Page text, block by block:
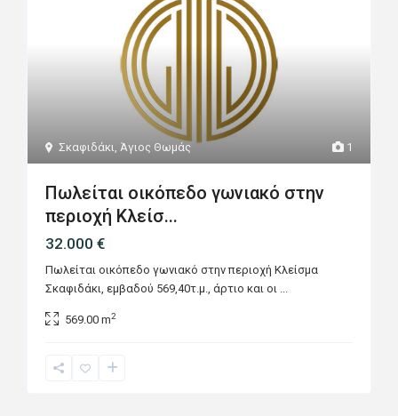
1
Σκαφιδάκι,Άγιος Θωμάς
Πωλείται οικόπεδο γωνιακό στην
περιοχή Κλείσ...
32.000 €
Πωλείται οικόπεδο γωνιακό στην περιοχή Κλείσμα
Σκαφιδάκι, εμβαδού 569,40τ.μ., άρτιο και οι ...
569.00 m2